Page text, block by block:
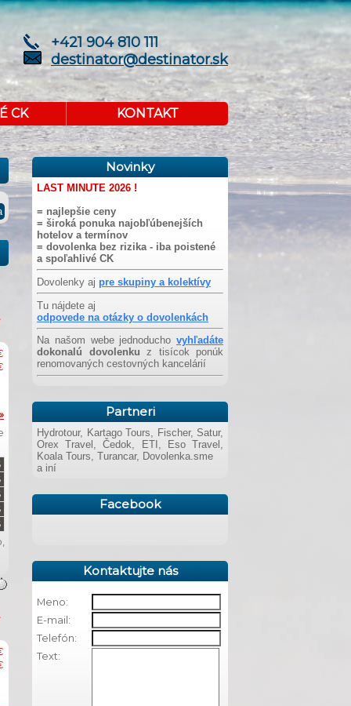
+421 904 810 111
destinator@destinator.sk
CK KONTAKT
Novinky
LAST MINUTE 2026 !
= najlepšie ceny
= široká ponuka najobľúbenejších
hotelov a termínov
= dovolenka bez rizika - iba poistené
a spoľahlivé CK
Dovolenky aj pre skupiny a kolektívy
Tu nájdete aj
odpovede na otázky o dovolenkách
Na našom webe jednoducho vyhľadáte
dokonalú dovolenku z tisícok ponúk
renomovaných cestovných kancelárií
Partneri
Hydrotour, Kartago Tours, Fischer, Satur,
Orex Travel, Čedok, ETI, Eso Travel,
Koala Tours, Turancar, Dovolenka.sme
a iní
Facebook
Kontaktujte nás
Meno:
E-mail:
Telefón:
Text: